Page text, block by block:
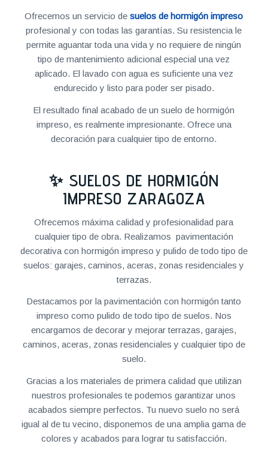
Ofrecemos un servicio desuelos de hormigón impreso
profesional y con todas las garantías. Su resistencia le
permite aguantar toda una vida y no requiere de ningún
tipo de mantenimiento adicional especial una vez
aplicado. El lavado con agua es suficiente una vez
endurecido y listo para poder ser pisado.
El resultado final acabado de un suelo de hormigón
impreso, es realmente impresionante. Ofrece una
decoración para cualquier tipo de entorno.
✨ SUELOS DE HORMIGÓN
IMPRESO ZARAGOZA
Ofrecemos máxima calidad y profesionalidad para
cualquier tipo de obra. Realizamos pavimentación
decorativa con hormigón impreso y pulido de todo tipo de
suelos: garajes, caminos, aceras, zonas residenciales y
terrazas.
Destacamos por la pavimentación con hormigón tanto
impreso como pulido de todo tipo de suelos. Nos
encargamos de decorar y mejorar terrazas, garajes,
caminos, aceras, zonas residenciales y cualquier tipo de
suelo.
Gracias a los materiales de primera calidad que utilizan
nuestros profesionales te podemos garantizar unos
acabados siempre perfectos. Tu nuevo suelo no será
igual al de tu vecino, disponemos de una amplia gama de
colores y acabados para lograr tu satisfacción.